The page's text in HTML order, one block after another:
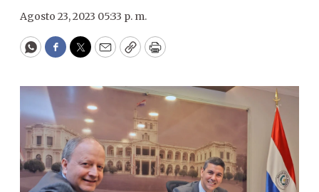
Agosto 23, 2023 05:33 p. m.
WhatsApp
Facebook
Twitter
EmailCopyPrint